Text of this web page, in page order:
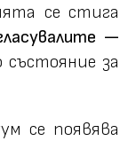
се стига
—
състояние за
се появява